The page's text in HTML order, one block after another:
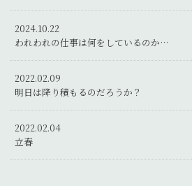
2024.10.22
われわれの仕事は何をしているのか…
2022.02.09
明日は降り積もるのだろうか？
2022.02.04
立春